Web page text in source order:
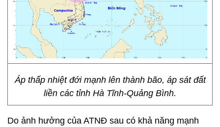
Áp thấp nhiệt đới mạnh lên thành bão, áp sát đất
liền các tỉnh Hà Tĩnh-Quảng Bình.
Do ảnh hưởng của ATNĐ sau có khả năng mạnh